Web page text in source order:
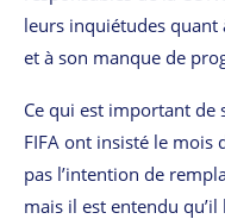
leurs inquiétudes quant
et à son manque de
Ce qui est important de
FIFA ont insisté le mois
pas l’intention de
mais il est entendu